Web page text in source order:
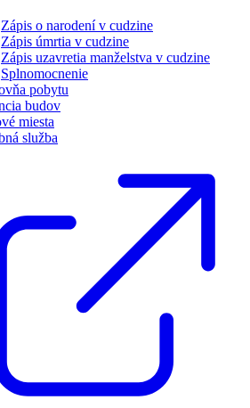
Zápis o narodení v cudzine
Zápis úmrtia v cudzine
Zápis uzavretia manželstva v cudzine
Splnomocnenie
pobytu
budov
miesta
služba